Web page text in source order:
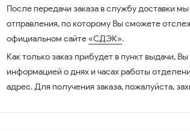
После передачи заказа в службу доставки
отправления, по которому Вы сможете
официальном сайте«СДЭК».
Как только заказ прибудет в пункт выдачи,
информацией о днях и часах работы
адрес. Для получения заказа, пожалуйста,